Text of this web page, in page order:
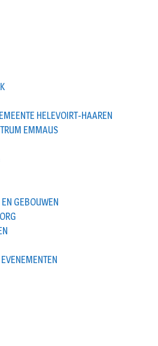
HELEVOIRT-HAAREN
EMMAUS
GEBOUWEN